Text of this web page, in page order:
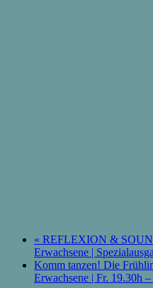
« REFLEXION &
Erwachsene |
Komm tanzen! Die
Erwachsene | Fr. 19.30h